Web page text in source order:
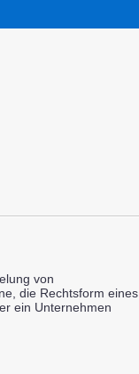
von
die Rechtsform eines
ein Unternehmen